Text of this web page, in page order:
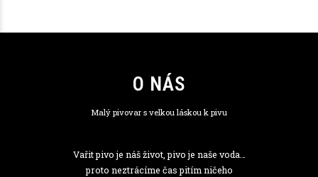
O NÁS
Malý pivovar s velkou láskou k pivu
Vařit pivo je náš život, pivo je naše voda…
proto neztrácíme čas pitím ničeho